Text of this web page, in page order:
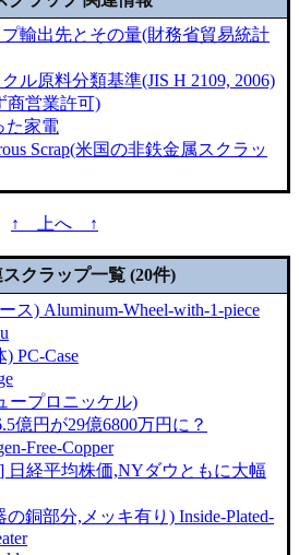
輸出先とその量(財務省貿易統計
ル原料分類基準(JIS H 2109, 2006)
商営業許可)
た家電
Scrap(米国の非鉄金属スクラッ
↑ 上へ ↑
クラップ一覧 (20件)
ス) Aluminum-Wheel-with-1-piece
PC-Case
ープロニッケル)
億円が29億6800万円に？
Free-Copper
日経平均株価,NYダウともに大幅
銅部分,メッキ有り) Inside-Plated-